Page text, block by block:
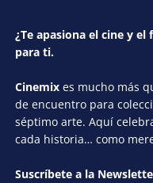
¿Te apasiona el cine y
para ti.
Cinemix es mucho más
de encuentro para
séptimo arte. Aquí
cada historia… como
Suscríbete a la